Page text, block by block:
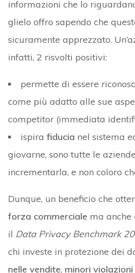
informazioni che lo
glielo offro sapendo che
sicuramente apprezzato.
infatti, 2 risvolti positivi:
permette di essere
come più adatto alle sue
competitor (immediata
ispira fiducia nel sistema
giovarne, sono tutte le
incrementarla, e non coloro
Dunque, un beneficio che
forza commerciale ma anche
il Data Privacy Benchmark
chi investe in protezione dei
nelle vendite, minori violazioni